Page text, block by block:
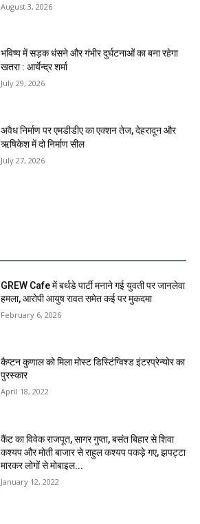
August 3, 2026
भविष्य में सड़क धंसने और गंभीर दुर्घटनाओं का बना रहेगा
खतरा : आर्येन्द्र शर्मा
July 29, 2026
अवैध निर्माण पर एमडीडीए का एक्शन तेज, देहरादून और
ऋषिकेश में दो निर्माण सील
July 27, 2026
GREW Cafe में बर्थडे पार्टी मनाने गई युवती पर जानलेवा
हमला, आरोपी आयुष रावत समेत कई पर मुकदमा
February 6, 2026
कैप्टन कुणाल को मिला मोस्ट डिस्टिंग्विश्ड इंटरप्रेन्योर का
पुरस्कार
April 18, 2022
कैंट का विवेक राजपूत, सागर गुप्ता, बसंत बिहार से शिवा
कश्यप और मोती बाजार से राहुल कश्यप पकड़े गए, झपट्टा
मारकर लोगों से मोबाइल...
January 12, 2022